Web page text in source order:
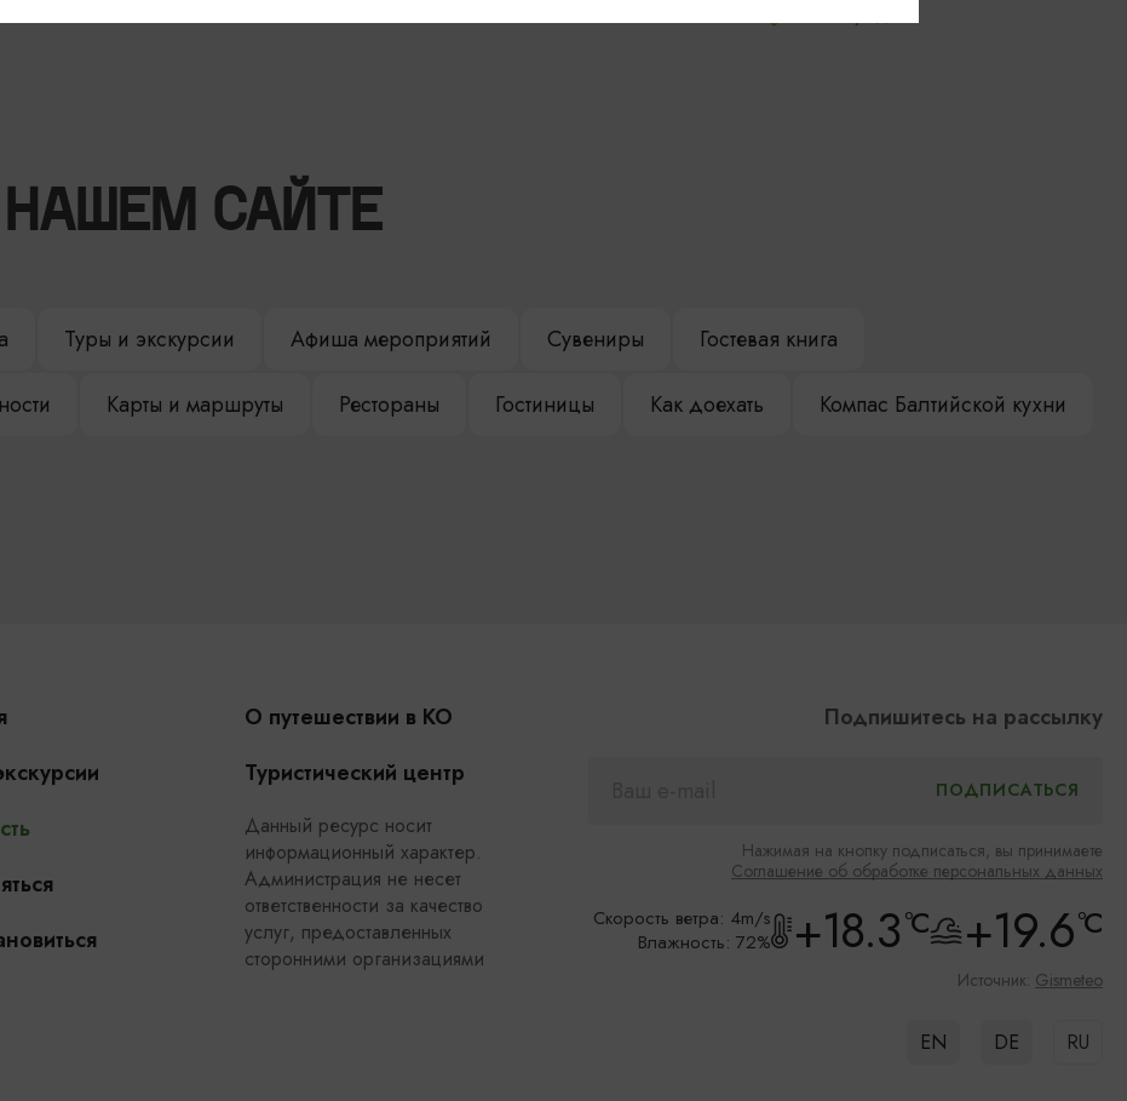
САЙТЕ
Туры и экскурсии Афиша мероприятий Сувениры Гостевая книга
Карты и маршруты Рестораны Гостиницы Как доехать Компас Балтийской кухни
О путешествии в КО
Туристический центр
Данный ресурс носит
информационный характер.
Администрация не несет
ответственности за качество
услуг, предоставленных
сторонними организациями
Подпишитесь на рассылку
Нажимая на кнопку подписаться, вы принимаете
Соглашение об обработке персональных данных
Скорость ветра: 4m/s
Влажность: 72%
+18.3°C +19.6°C
Источник: Gismeteo
EN DE RU